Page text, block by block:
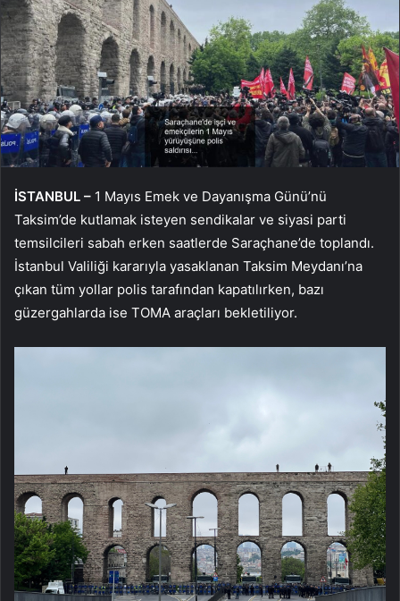
İSTANBUL – 1 Mayıs Emek ve Dayanışma Günü’nü
Taksim’de kutlamak isteyen sendikalar ve siyasi parti
temsilcileri sabah erken saatlerde Saraçhane’de toplandı.
İstanbul Valiliği kararıyla yasaklanan Taksim Meydanı’na
çıkan tüm yollar polis tarafından kapatılırken, bazı
güzergahlarda ise TOMA araçları bekletiliyor.